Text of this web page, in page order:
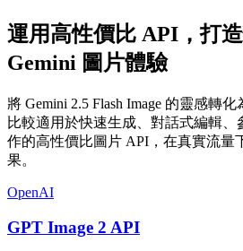
運用高性價比 API，打
Gemini 圖片體驗
將 Gemini 2.5 Flash Image 的靈感轉
比較適用於快速生成、對話式編輯、
作的高性價比圖片 API，在真實流量
果。
OpenAI
GPT Image 2 API